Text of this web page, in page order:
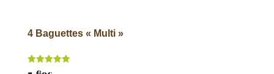
4 Baguettes « Multi »
Note